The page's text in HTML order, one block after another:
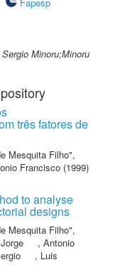
Minoru;Minoru
três fatores de
Mesquita Filho",
Francisco (1999)
to analyse
designs
Mesquita Filho",
, Antonio
, Luis